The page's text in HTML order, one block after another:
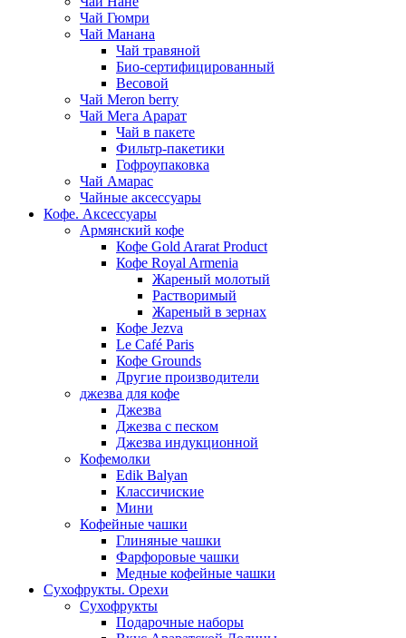
Чай Гюмри
Чай Манана
Чай травяной
Био-сертифицированный
Весовой
Чай Meron berry
Чай Мега Арарат
Чай в пакете
Фильтр-пакетики
Гофроупаковка
Чай Амарас
Чайные аксессуары
Кофе. Аксессуары
Армянский кофе
Кофе Gold Ararat Product
Кофе Royal Armenia
Жареный молотый
Растворимый
Жареный в зернах
Кофе Jezva
Le Café Paris
Кофе Grounds
Другие производители
джезва для кофе
Джезва
Джезва с песком
Джезва индукционной
Кофемолки
Edik Balyan
Классичиские
Мини
Кофейные чашки
Глиняные чашки
Фарфоровые чашки
Медные кофейные чашки
Сухофрукты. Орехи
Сухофрукты
Подарочные наборы